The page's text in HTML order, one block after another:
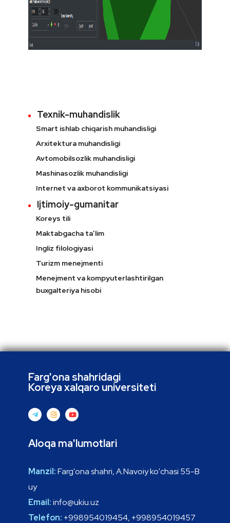
Texnik-muhandislik
Smart ishlab chiqarish muhandisligi
Arxitektura muhandisligi
Avtomobilsozlik muhandisligi
Mashinasozlik muhandisligi
Internet va axborot kommunikatsiyasi
Ijtimoiy-gumanitar
Koreys tili
Maktabgacha ta’lim
Ingliz filologiyasi
Turizm menejmenti
Menejment va kompyuterlashtirilgan
buxgalteriya hisobi
Farg'ona shahridagi
Koreya xalqaro universiteti
Aloqa ma'lumotlari
Manzil:Farg'ona shahri, A.Navoiy ko'chasi 55-B
uy
Email:info@ukiu.uz
Telefon: +998954019454, +998954019457